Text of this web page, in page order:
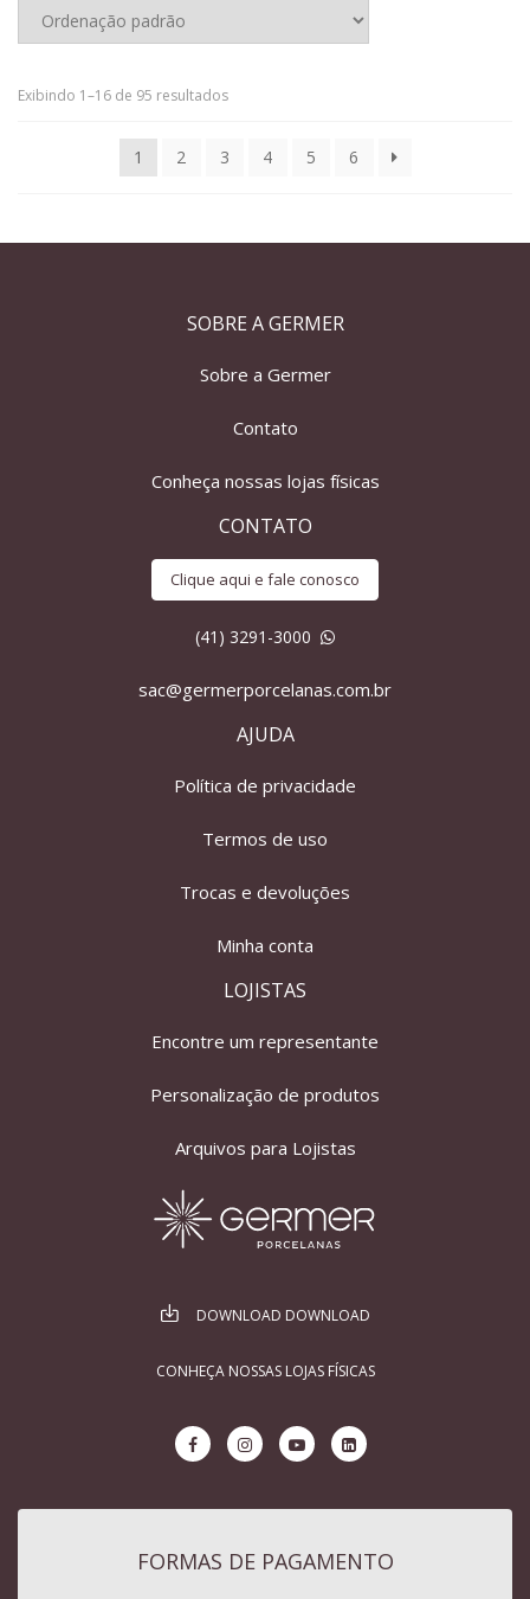
Exibindo 1–16 de 95 resultados
1 2 3 4 5 6
SOBRE A GERMER
Sobre a Germer
Contato
Conheça nossas lojas físicas
CONTATO
Clique aqui e fale conosco
(41) 3291-3000
sac@germerporcelanas.com.br
AJUDA
Política de privacidade
Termos de uso
Trocas e devoluções
Minha conta
LOJISTAS
Encontre um representante
Personalização de produtos
Arquivos para Lojistas
DOWNLOAD DOWNLOAD
CONHEÇA NOSSAS LOJAS FÍSICAS
FORMAS DE PAGAMENTO